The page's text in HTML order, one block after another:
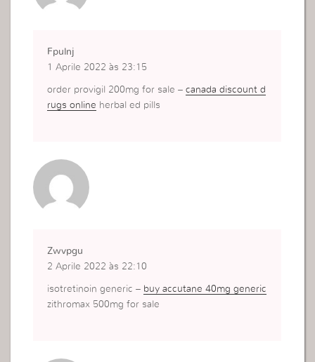
Fpulnj
1 Aprile 2022 às 23:15
order provigil 200mg for sale –canada discount d
rugs online herbal ed pills
Zwvpgu
2 Aprile 2022 às 22:10
isotretinoin generic – buy accutane 40mg generic
zithromax 500mg for sale